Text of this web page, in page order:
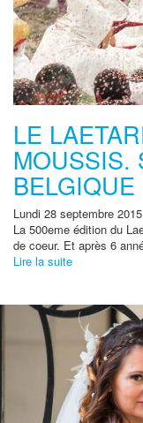
LE
MOUSSIS.
BELGIQUE
Lundi 28 septembre 2015
La 500eme édition du
de coeur. Et après 6
Lire la suite